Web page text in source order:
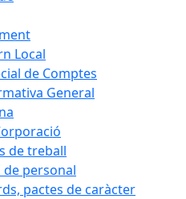
Local
de Comptes
General
de treball
de personal
pactes de caràcter